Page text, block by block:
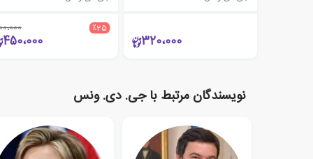
320،000
٪25
450،000
نویسندگان مرتبط با جی. دی. ونس